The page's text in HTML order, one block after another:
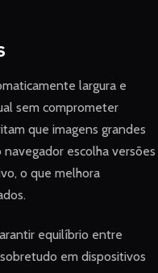
largura e
sem comprometer
que imagens grandes
escolha versões
o que melhora
equilíbrio entre
em dispositivos